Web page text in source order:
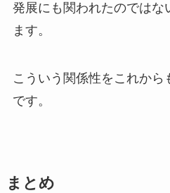
発展にも関われたのではな
ます。
こういう関係性をこれから
です。
まとめ